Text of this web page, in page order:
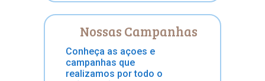
Nossas Campanhas
Conheça as açoes e
campanhas que
realizamos por todo o